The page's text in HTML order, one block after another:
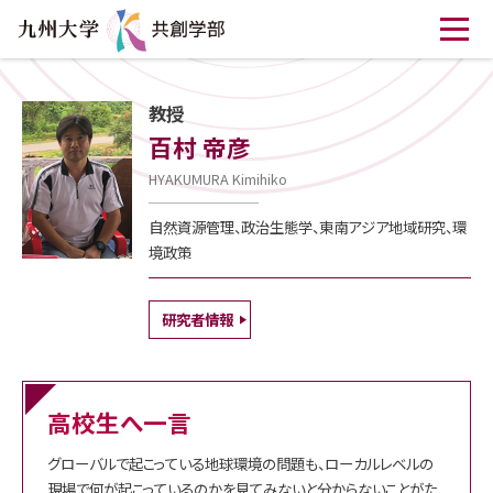
教授
百村 帝彦
HYAKUMURA Kimihiko
自然資源管理、政治生態学、東南アジア地域研究、環
境政策
研究者情報
高校生へ一言
グローバルで起こっている地球環境の問題も、ローカルレベルの
現場で何が起こっているのかを見てみないと分からないことがた